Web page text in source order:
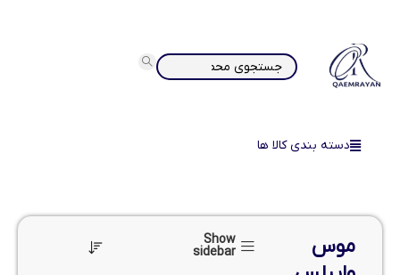
دسته بندی کالا ها
موس
Show
sidebar